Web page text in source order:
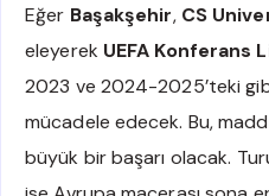
Eğer Başakşehir, CS
eleyerek UEFA Konferans
2023 ve 2024-2025’teki
mücadele edecek. Bu,
büyük bir başarı olacak.